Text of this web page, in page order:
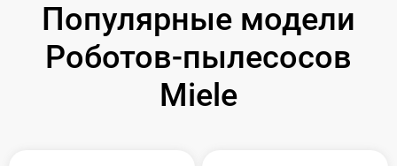
Популярные модели
Роботов-пылесосов
Miele